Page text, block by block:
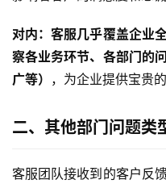
对内：客服几乎覆盖企业
察各业务环节、各部门的
广等） ，为企业提供宝贵
二、其他部门问题类
客服团队接收到的客户反